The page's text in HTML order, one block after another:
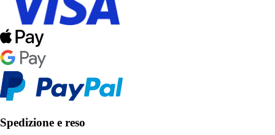
Spedizione e reso